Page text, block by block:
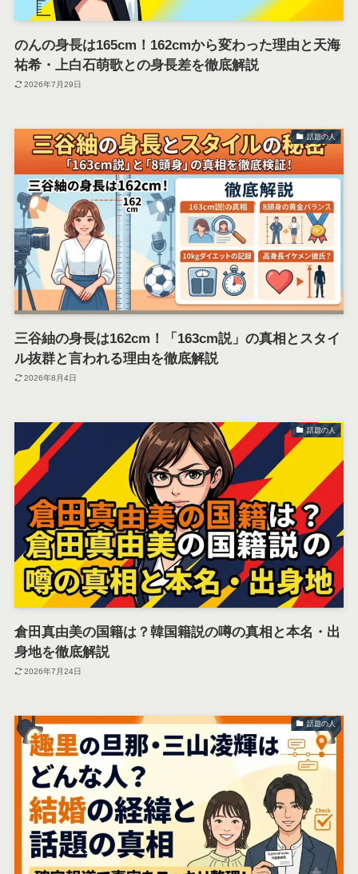
のんの身長は165cm！162cmから変わった理由と天海
祐希・上白石萌歌との身長差を徹底解説
2026年7月29日
話題の人
三谷紬の身長は162cm！「163cm説」の真相とスタイ
ル抜群と言われる理由を徹底解説
2026年8月4日
話題の人
倉田真由美の国籍は？韓国籍説の噂の真相と本名・出
身地を徹底解説
2026年7月24日
話題の人